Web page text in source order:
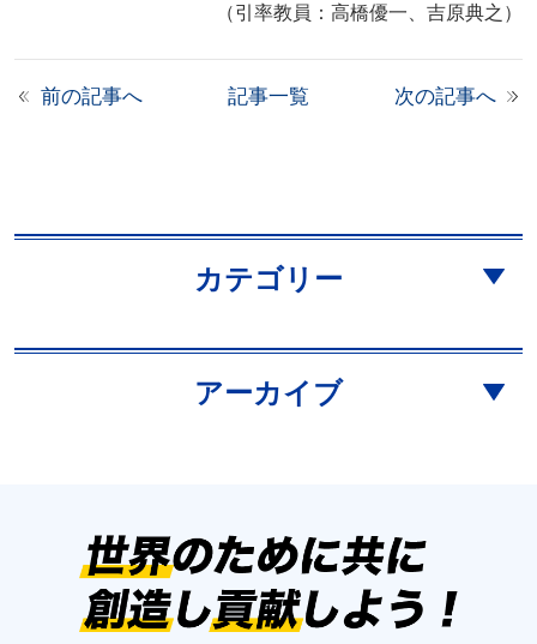
（引率教員：高橋優一、吉原典之）
前の記事へ 記事一覧 次の記事へ
カテゴリー
アーカイブ